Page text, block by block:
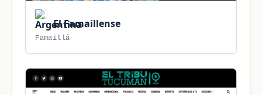
El Famaillense
Famaillá